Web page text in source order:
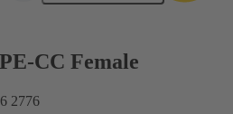
CC Female
2776